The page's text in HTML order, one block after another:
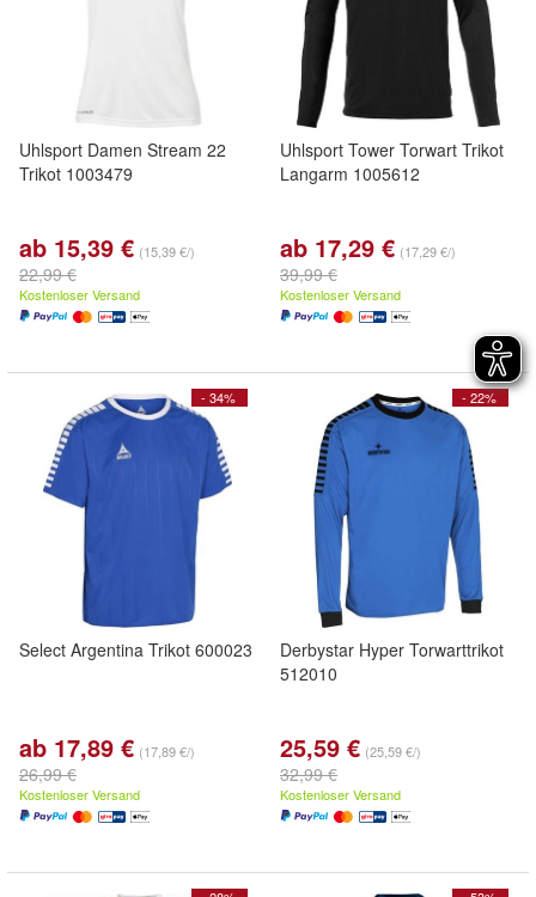
Uhlsport Damen Stream 22
Trikot 1003479
ab 15,39 € (15,39 €/)
22,99 €
Kostenloser Versand
Uhlsport Tower Torwart Trikot
Langarm 1005612
ab 17,29 € (17,29 €/)
39,99 €
Kostenloser Versand
- 34%
Select Argentina Trikot 600023
ab 17,89 € (17,89 €/)
26,99 €
Kostenloser Versand
- 22%
Derbystar Hyper Torwarttrikot
512010
25,59 € (25,59 €/)
32,99 €
Kostenloser Versand